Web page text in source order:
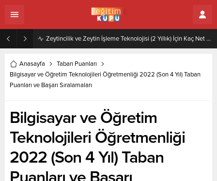
Zeytincilik ve Zeytin İşleme Teknolojisi (2 Yıllık) İçin Kaç Net Gerekir 2022
Anasayfa
Taban Puanları
Bilgisayar ve Öğretim Teknolojileri Öğretmenliği 2022 (Son 4 Yıl) Taban
Puanları ve Başarı Sıralamaları
Bilgisayar ve Öğretim
Teknolojileri Öğretmenliği
2022 (Son 4 Yıl) Taban